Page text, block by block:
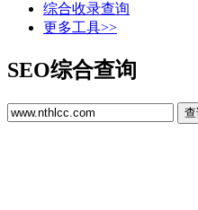
综合收录查询
更多工具>>
SEO综合查询